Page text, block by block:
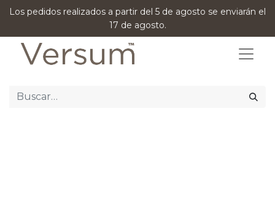
Los pedidos realizados a partir del 5 de agosto se enviarán el
17 de agosto.